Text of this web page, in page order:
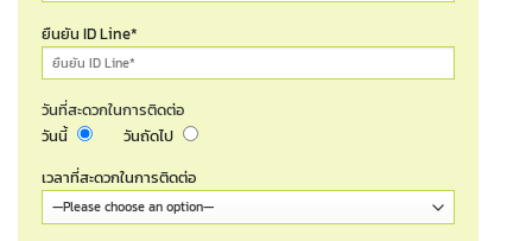
ยืนยัน ID Line*
วันที่สะดวกในการติดต่อ
วันนี้
วันถัดไป
เวลาที่สะดวกในการติดต่อ